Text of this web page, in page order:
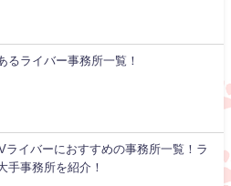
るライバー事務所一覧！
Vライバーにおすすめの事務所一覧！ラ
手事務所を紹介！